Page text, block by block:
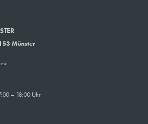
Münster
– 18:00 Uhr